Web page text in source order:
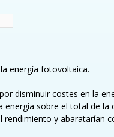
energía fotovoltaica.
disminuir costes en la
energía sobre el total de la
rendimiento y abaratarían